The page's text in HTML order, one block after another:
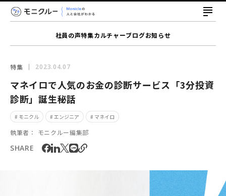
社員の声特集カルチャーブログお知らせ
特集 2023.04.07
マネイロで人気のお金の診断サービス「3分投資
診断」誕生秘話
# モニクル # エンジニア # マネイロ
執筆者： モニクルー編集部
SHARE